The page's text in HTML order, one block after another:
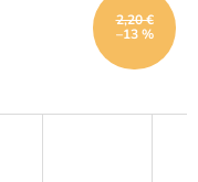
2,20 €
–13 %